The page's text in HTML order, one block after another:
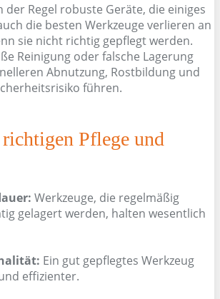
der Regel robuste Geräte, die einiges
die besten Werkzeuge verlieren an
sie nicht richtig gepflegt werden.
Reinigung oder falsche Lagerung
Abnutzung, Rostbildung und
führen.
Pflege und
Werkzeuge, die regelmäßig
gelagert werden, halten wesentlich
Ein gut gepflegtes Werkzeug
effizienter.